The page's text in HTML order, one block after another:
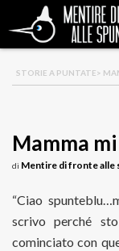
STORIE A PUNTATE>
Mamma
di Mentire di fronte alle
“Ciao
scrivo perché
cominciato con